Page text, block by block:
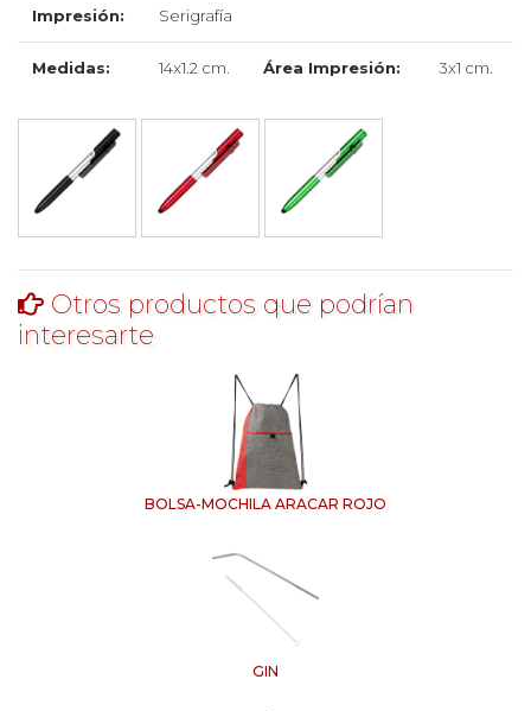
Impresión: Serigrafía
Medidas: 14x1.2 cm. Área Impresión: 3x1 cm.
Otros productos que podrían
interesarte
BOLSA-MOCHILA ARACAR ROJO
GIN